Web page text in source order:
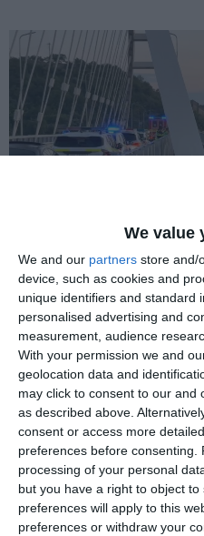
We value
We and our partners store and/
device, such as cookies and
unique identifiers and standard
personalised advertising and
measurement, audience
With your permission we and
geolocation data and
may click to consent to our and
as described above.
consent or access more
preferences before consenting.
processing of your personal
but you have a right to object
preferences will apply to this
preferences or withdraw your
UPDATE 3
22:30Ca măsură de
deja opernă pneumatică
de pod, încercând să
parcursul negocierilor cu
aruncă.